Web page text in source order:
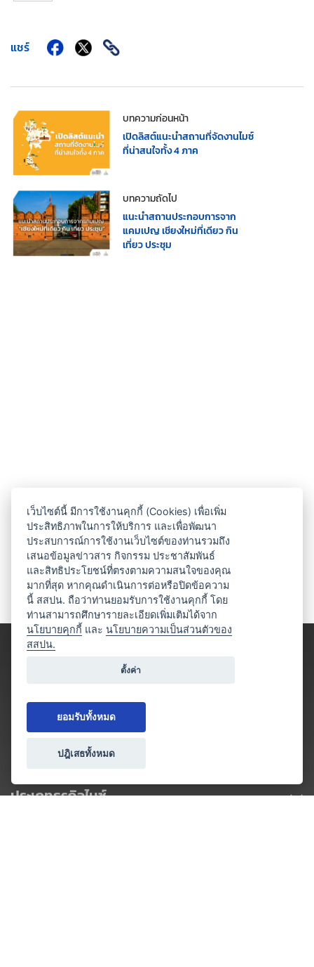
แชร์
บทความก่อนหน้า
เปิดลิสต์แนะนำสถานที่จัดงานไมซ์
ที่น่าสนใจทั้ง 4 ภาค
บทความถัดไป
แนะนำสถานประกอบการจาก
แคมเปญ เชียงใหม่ที่เดียว กิน
เที่ยว ประชุม
ประเภทธุรกิจไมซ์
เว็บไซต์นี้ มีการใช้งานคุกกี้ (Cookies) เพื่อเพิ่ม
ประสิทธิภาพในการให้บริการ และเพื่อพัฒนา
ประสบการณ์การใช้งานเว็บไซต์ของท่านรวมถึง
เสนอข้อมูลข่าวสาร กิจกรรม ประชาสัมพันธ์
และสิทธิประโยชน์ที่ตรงตามความสนใจของคุณ
มากที่สุด หากคุณดำเนินการต่อหรือปิดข้อความ
นี้ สสปน. ถือว่าท่านยอมรับการใช้งานคุกกี้ โดย
ท่านสามารถศึกษารายละเอียดเพิ่มเติมได้จาก
นโยบายคุกกี้ และนโยบายความเป็นส่วนตัวของ
สสปน.
ตั้งค่า
ยอมรับทั้งหมด
ปฎิเสธทั้งหมด